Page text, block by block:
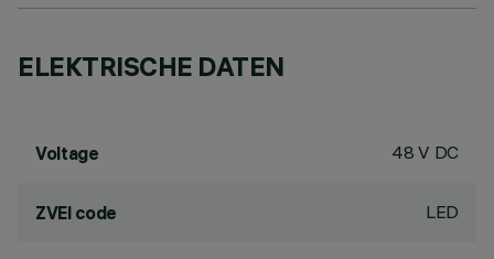
ELEKTRISCHE DATEN
Voltage 48 V DC
ZVEI code LED